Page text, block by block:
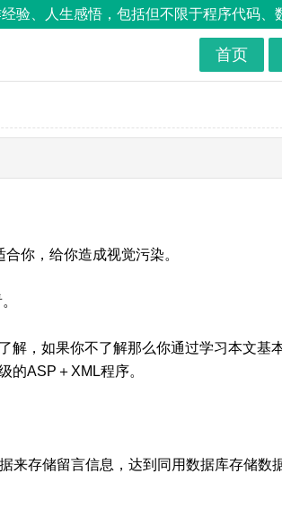
验、人生感悟，包括但不限于程序代码
首页
你，给你造成视觉污染。
解，如果你不了解那么你通过学习本文基
的ASP＋XML程序。
来存储留言信息，达到同用数据库存储数